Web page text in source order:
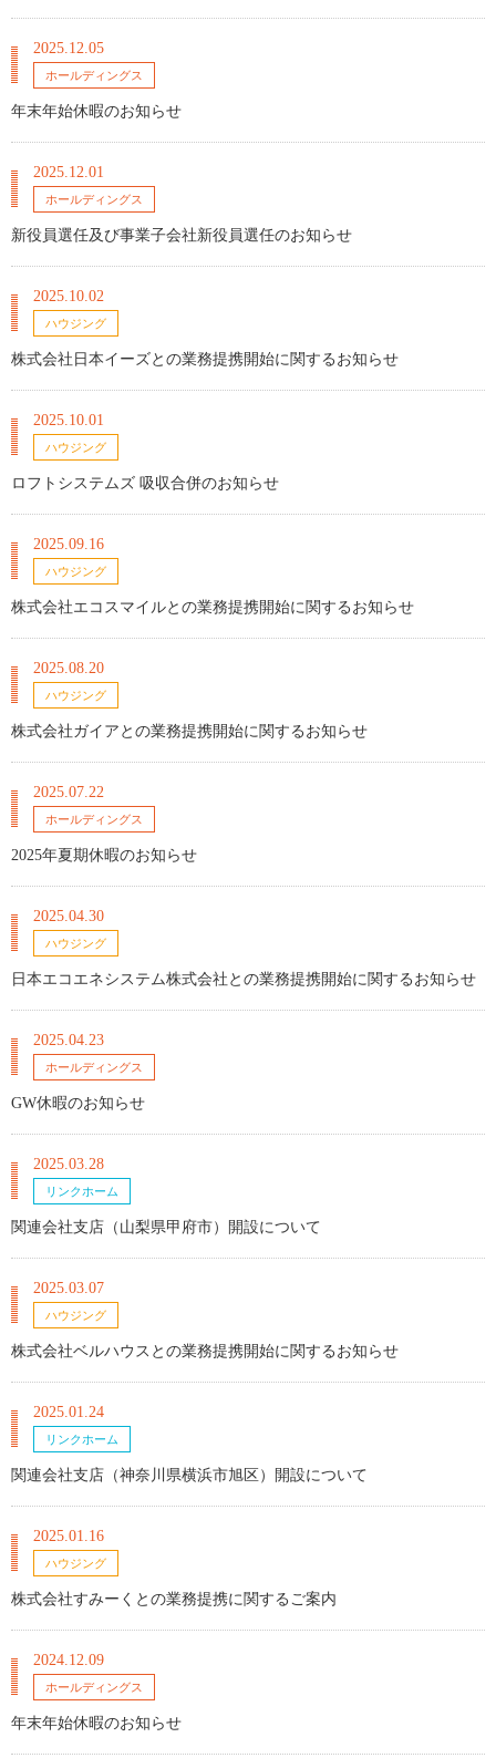
2025.12.05
ホールディングス
年末年始休暇のお知らせ
2025.12.01
ホールディングス
新役員選任及び事業子会社新役員選任のお知らせ
2025.10.02
ハウジング
株式会社日本イーズとの業務提携開始に関するお知らせ
2025.10.01
ハウジング
ロフトシステムズ 吸収合併のお知らせ
2025.09.16
ハウジング
株式会社エコスマイルとの業務提携開始に関するお知らせ
2025.08.20
ハウジング
株式会社ガイアとの業務提携開始に関するお知らせ
2025.07.22
ホールディングス
2025年夏期休暇のお知らせ
2025.04.30
ハウジング
日本エコエネシステム株式会社との業務提携開始に関するお知らせ
2025.04.23
ホールディングス
GW休暇のお知らせ
2025.03.28
リンクホーム
関連会社支店（山梨県甲府市）開設について
2025.03.07
ハウジング
株式会社ベルハウスとの業務提携開始に関するお知らせ
2025.01.24
リンクホーム
関連会社支店（神奈川県横浜市旭区）開設について
2025.01.16
ハウジング
株式会社すみーくとの業務提携に関するご案内
2024.12.09
ホールディングス
年末年始休暇のお知らせ